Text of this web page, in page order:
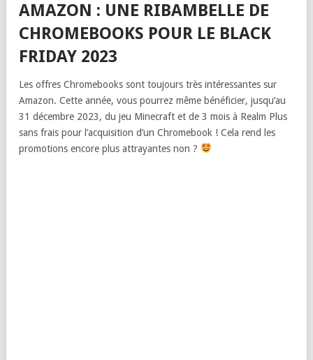
AMAZON : UNE RIBAMBELLE DE
CHROMEBOOKS POUR LE BLACK
FRIDAY 2023
Les offres Chromebooks sont toujours très intéressantes sur
Amazon. Cette année, vous pourrez même bénéficier, jusqu’au
31 décembre 2023, du jeu Minecraft et de 3 mois à Realm Plus
sans frais pour l’acquisition d’un Chromebook ! Cela rend les
promotions encore plus attrayantes non ?